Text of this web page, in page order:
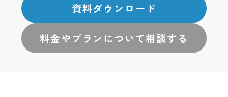
資料ダウンロード
料金やプランについて相談する